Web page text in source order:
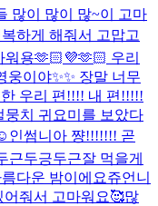
많이 많이 많~이 고마
하게 해줘서 고맙고
용🫶🏻💜🫶🏻 우리
이야✨✨ 장말 너무
우리 편!!!! 내 편!!!!!
뭉치 귀요미를 보았다
인썸니아 쨩!!!!!!! 곧
근두긍두근잘 먹을게
다운 밤이에요쥬언니
줘서 고마워요🥰많